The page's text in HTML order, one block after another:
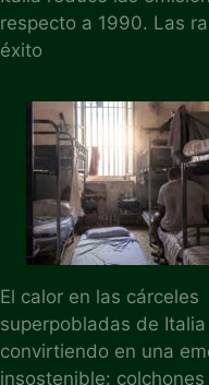
respecto a 1990. Las
éxito
El calor en las cárceles
superpobladas de
convirtiendo en una
insostenible: